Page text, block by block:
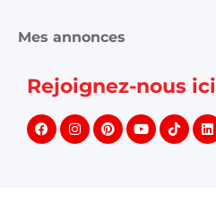
Mes annonces
Rejoignez-nous ici